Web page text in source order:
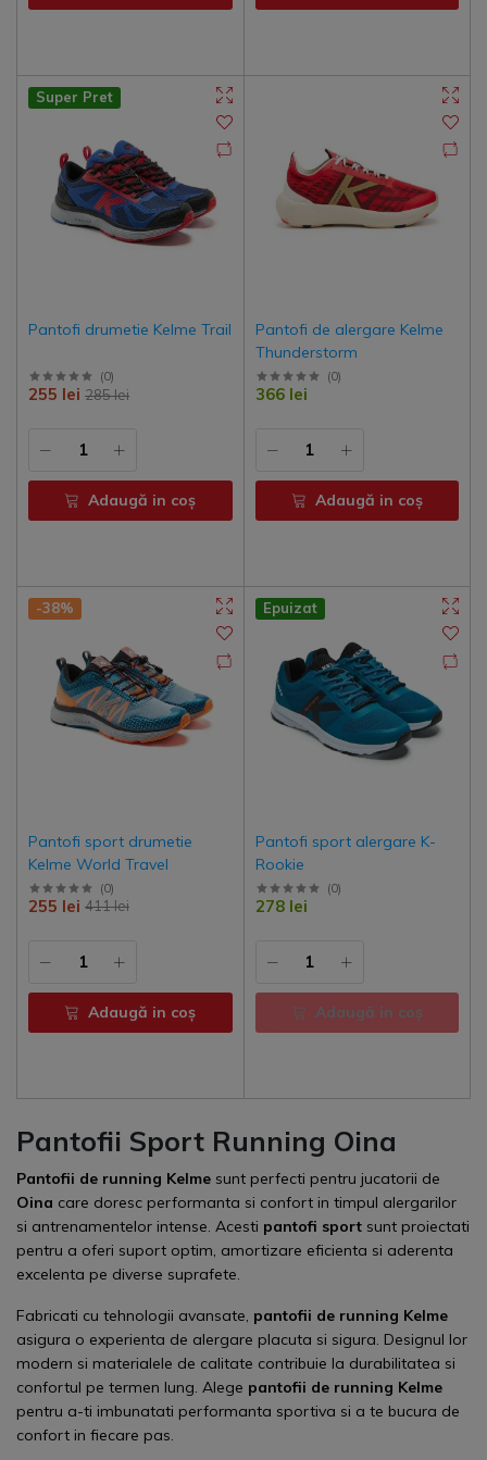
Super Pret
Pantofi drumetie Kelme Trail
(0)
285 lei
255 lei
Adaugă in coş
Pantofi de alergare Kelme
Thunderstorm
(0)
366 lei
Adaugă in coş
-38%
Pantofi sport drumetie
Kelme World Travel
(0)
411 lei
255 lei
Adaugă in coş
Epuizat
Pantofi sport alergare K-
Rookie
(0)
278 lei
Adaugă in coş
Pantofii Sport Running Oina
Pantofii de running Kelme sunt perfecti pentru jucatorii de
Oina care doresc performanta si confort in timpul alergarilor
si antrenamentelor intense. Acesti pantofi sport sunt proiectati
pentru a oferi suport optim, amortizare eficienta si aderenta
excelenta pe diverse suprafete.
Fabricati cu tehnologii avansate, pantofii de running Kelme
asigura o experienta de alergare placuta si sigura. Designul lor
modern si materialele de calitate contribuie la durabilitatea si
confortul pe termen lung. Alege pantofii de running Kelme
pentru a-ti imbunatati performanta sportiva si a te bucura de
confort in fiecare pas.